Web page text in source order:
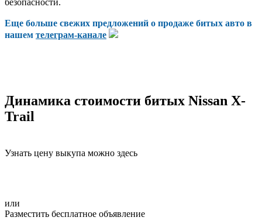
Еще больше свежих предложений о продаже битых авто в
нашем телеграм-канале
Динамика стоимости битых Nissan X-
Trail
Узнать цену выкупа можно здесь
или
Разместить бесплатное объявление